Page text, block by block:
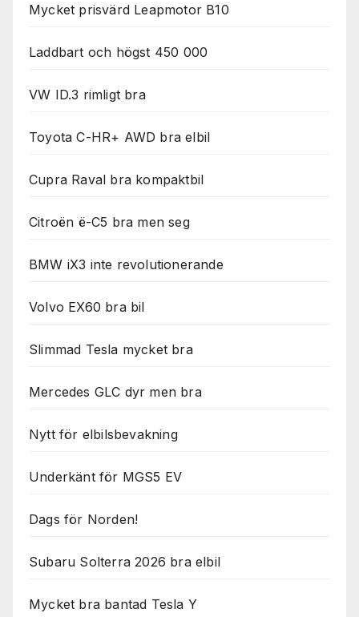
Mycket prisvärd Leapmotor B10
Laddbart och högst 450 000
VW ID.3 rimligt bra
Toyota C-HR+ AWD bra elbil
Cupra Raval bra kompaktbil
Citroën ë-C5 bra men seg
BMW iX3 inte revolutionerande
Volvo EX60 bra bil
Slimmad Tesla mycket bra
Mercedes GLC dyr men bra
Nytt för elbilsbevakning
Underkänt för MGS5 EV
Dags för Norden!
Subaru Solterra 2026 bra elbil
Mycket bra bantad Tesla Y